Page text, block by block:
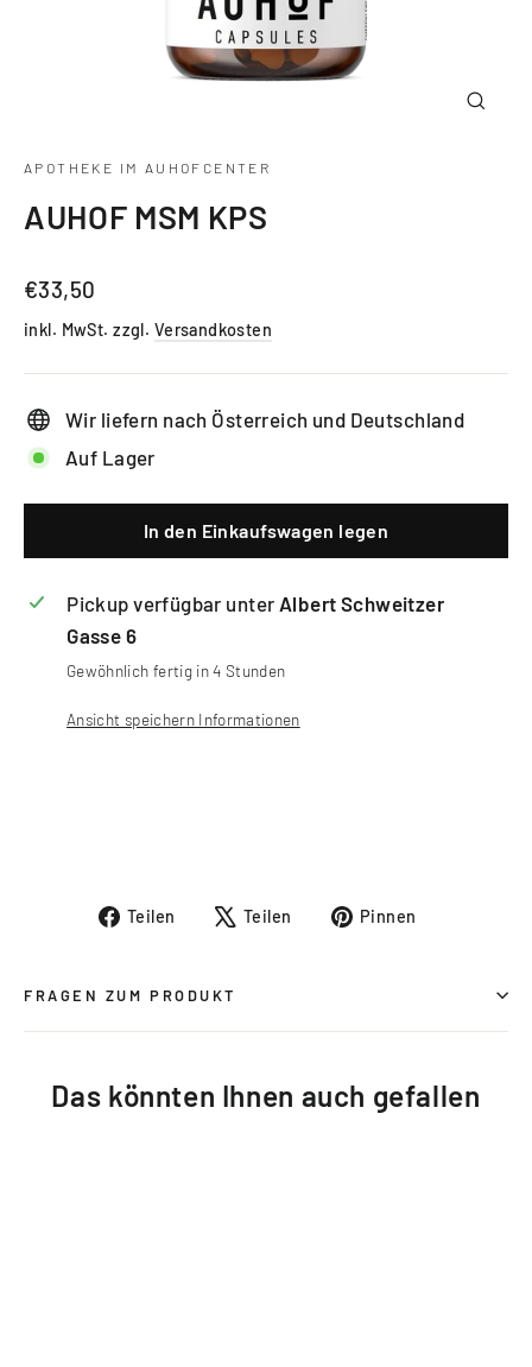
APOTHEKE IM AUHOFCENTER
AUHOF MSM KPS
Normaler
Preis
€33,50
inkl. MwSt. zzgl. Versandkosten
Wir liefern nach Österreich und Deutschland
Auf Lager
In den Einkaufswagen legen
Pickup verfügbar unter Albert Schweitzer
Gasse 6
Gewöhnlich fertig in 4 Stunden
Ansicht speichern Informationen
Teilen
Auf
Teilen
Auf
Pinnen
FRAGEN ZUM PRODUKT
Das könnten Ihnen auch gefallen